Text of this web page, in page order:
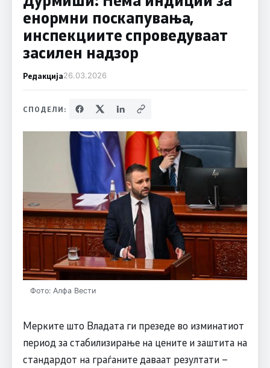
енормни поскапувања,
инспекциите спроведуваат
засилен надзор
Редакција26.03.2026
СПОДЕЛИ:
Фото: Алфа Вести
Мерките што Владата ги презеде во изминатиот
период за стабилизирање на цените и заштита на
стандардот на граѓаните даваат резултати –